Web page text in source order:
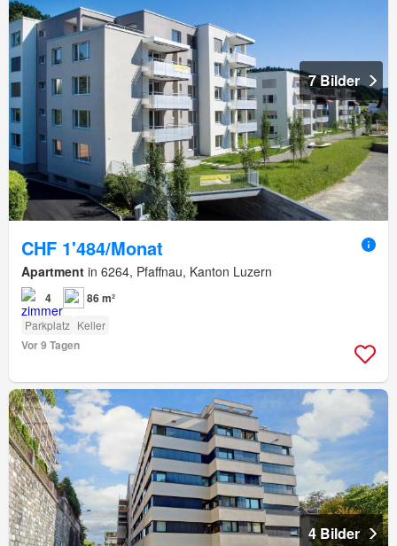
7 Bilder
CHF 1'484/Monat
Apartment in 6264, Pfaffnau, Kanton Luzern
4 86 m²
Parkplatz Keller
Vor 9 Tagen
4 Bilder